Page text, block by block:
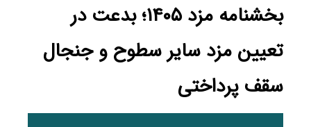
بخشنامه مزد ۱۴۰۵؛ بدعت در
تعیین مزد سایر سطوح و جنجال
سقف پرداختی